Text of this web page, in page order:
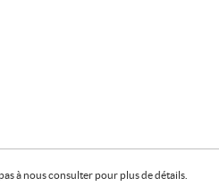
à nous consulter pour plus de détails.